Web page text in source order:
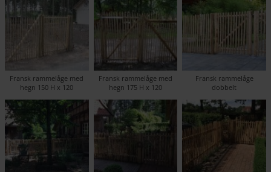
Fransk rammelåge med
hegn 150 H x 120
Fransk rammelåge med
hegn 175 H x 120
Fransk rammelåge
dobbelt